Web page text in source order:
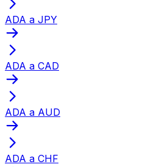
ADA a JPY
ADA a CAD
ADA a AUD
ADA a CHF